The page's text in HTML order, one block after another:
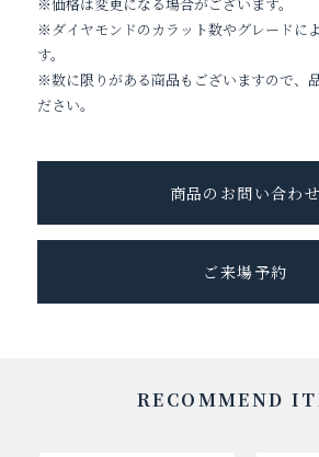
※ダイヤモンドのカラット数やグレードに
す。
※数に限りがある商品もございますので、
ださい。
商品のお問い合わせ
ご来場予約
RECOMMEND